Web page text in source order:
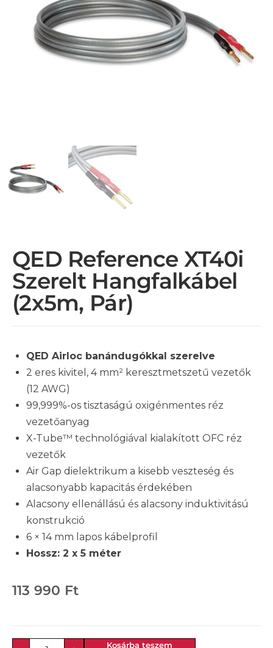
QED Reference XT40i
Szerelt Hangfalkábel
(2x5m, Pár)
QED Airloc banándugókkal szerelve
2 eres kivitel, 4 mm² keresztmetszetű vezetők
(12 AWG)
99,999%-os tisztaságú oxigénmentes réz
vezetőanyag
X-Tube™ technológiával kialakított OFC réz
vezetők
Air Gap dielektrikum a kisebb veszteség és
alacsonyabb kapacitás érdekében
Alacsony ellenállású és alacsony induktivitású
konstrukció
6 × 14 mm lapos kábelprofil
Hossz: 2 x 5 méter
113 990 Ft
Kosárba teszem